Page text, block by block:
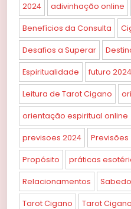
2024 adivinhação online
Benefícios da Consulta
Desafios a Superar
Espiritualidade futuro 2024
Leitura de Tarot Cigano
orientação espiritual online
previsoes 2024 Previsões
Propósito práticas
Relacionamentos
Tarot Cigano Tarot